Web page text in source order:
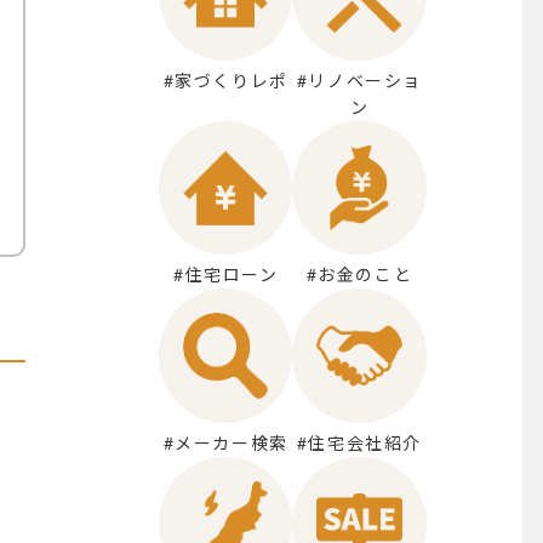
#家づくりレポ #リノベーショ
ン
#住宅ローン #お金のこと
#メーカー検索 #住宅会社紹介